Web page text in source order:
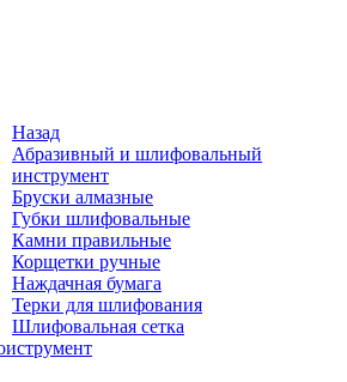
Назад
Абразивный и шлифовальный
инструмент
Бруски алмазные
Губки шлифовальные
Камни правильные
Корщетки ручные
Наждачная бумага
Терки для шлифования
Шлифовальная сетка